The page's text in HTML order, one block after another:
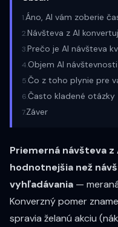
1.Áno, AI vám zoberie
2.Návšteva z AI
3.Prečo je AI návšteva
4.Objem AI
5.Čo z toho plynie pre
6.Často kladené otázky
7.Záver
Priemerná návšteva z
hodnotnejšia než
vyhľadávania —
Konverzný pomer
spravia želanú akciu